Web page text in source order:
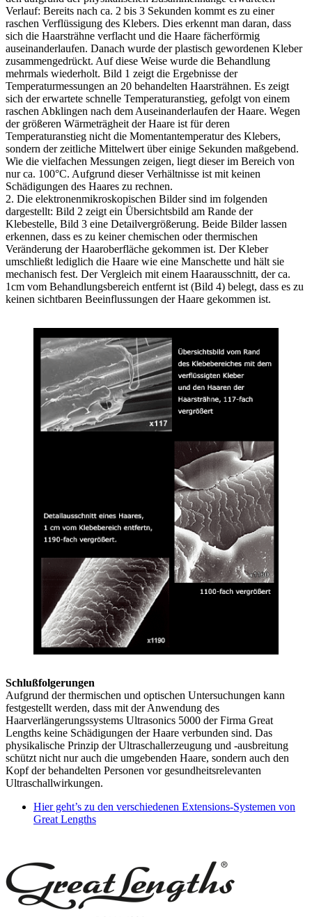
Verlauf: Bereits nach ca. 2 bis 3 Sekunden kommt es zu einer
raschen Verflüssigung des Klebers. Dies erkennt man daran, dass
sich die Haarsträhne verflacht und die Haare fächerförmig
auseinanderlaufen. Danach wurde der plastisch gewordenen Kleber
zusammengedrückt. Auf diese Weise wurde die Behandlung
mehrmals wiederholt. Bild 1 zeigt die Ergebnisse der
Temperaturmessungen an 20 behandelten Haarsträhnen. Es zeigt
sich der erwartete schnelle Temperaturanstieg, gefolgt von einem
raschen Abklingen nach dem Auseinanderlaufen der Haare. Wegen
der größeren Wärmeträgheit der Haare ist für deren
Temperaturanstieg nicht die Momentantemperatur des Klebers,
sondern der zeitliche Mittelwert über einige Sekunden maßgebend.
Wie die vielfachen Messungen zeigen, liegt dieser im Bereich von
nur ca. 100°C. Aufgrund dieser Verhältnisse ist mit keinen
Schädigungen des Haares zu rechnen.
2. Die elektronenmikroskopischen Bilder sind im folgenden
dargestellt: Bild 2 zeigt ein Übersichtsbild am Rande der
Klebestelle, Bild 3 eine Detailvergrößerung. Beide Bilder lassen
erkennen, dass es zu keiner chemischen oder thermischen
Veränderung der Haaroberfläche gekommen ist. Der Kleber
umschließt lediglich die Haare wie eine Manschette und hält sie
mechanisch fest. Der Vergleich mit einem Haarausschnitt, der ca.
1cm vom Behandlungsbereich entfernt ist (Bild 4) belegt, dass es zu
keinen sichtbaren Beeinflussungen der Haare gekommen ist.
Schlußfolgerungen
Aufgrund der thermischen und optischen Untersuchungen kann
festgestellt werden, dass mit der Anwendung des
Haarverlängerungssystems Ultrasonics 5000 der Firma Great
Lengths keine Schädigungen der Haare verbunden sind. Das
physikalische Prinzip der Ultraschallerzeugung und -ausbreitung
schützt nicht nur auch die umgebenden Haare, sondern auch den
Kopf der behandelten Personen vor gesundheitsrelevanten
Ultraschallwirkungen.
Hier geht’s zu den verschiedenen Extensions-Systemen von
Great Lengths